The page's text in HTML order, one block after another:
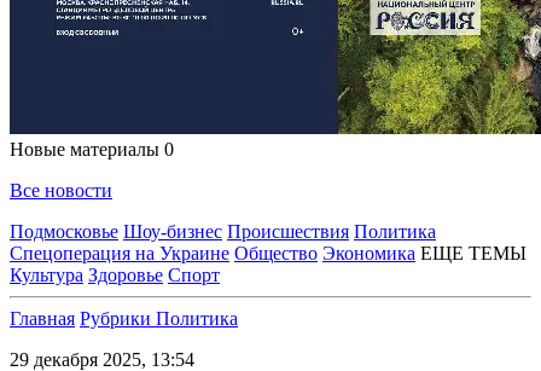
Новые материалы 0
Все новости
Подмосковье Шоу-бизнес Происшествия Политика
Спецоперация на Украине Общество Экономика ЕЩЕ ТЕМЫ
Культура Здоровье Спорт
Главная Рубрики Политика
29 декабря 2025, 13:54